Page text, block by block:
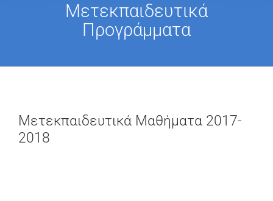
Μετεκπαιδευτικά
Προγράμματα
Μετεκπαιδευτικά Μαθήματα 2017-
2018